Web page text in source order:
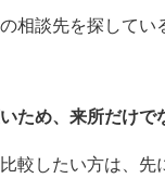
相談先を探してい
ため、来所だけで
較したい方は、